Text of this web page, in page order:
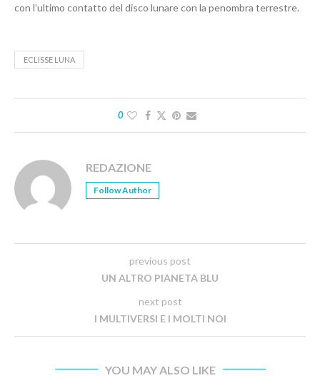
con l’ultimo contatto del disco lunare con la penombra terrestre.
ECLISSE LUNA
0
REDAZIONE
Follow Author
previous post
UN ALTRO PIANETA BLU
next post
I MULTIVERSI E I MOLTI NOI
YOU MAY ALSO LIKE